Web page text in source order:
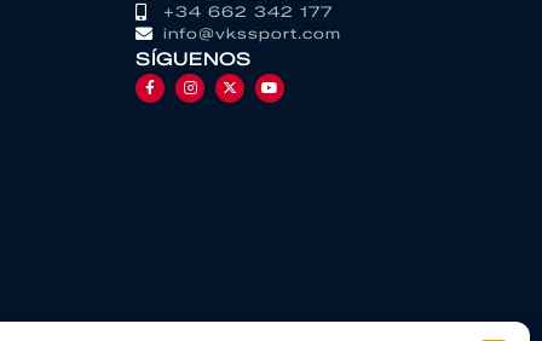
+34 662 342 177
info@vkssport.com
SÍGUENOS